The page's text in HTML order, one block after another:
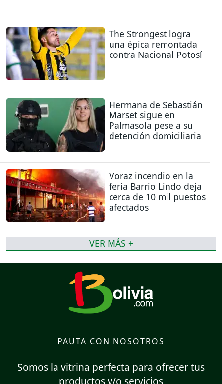
The Strongest logra
una épica remontada
contra Nacional Potosí
Hermana de Sebastián
Marset sigue en
Palmasola pese a su
detención domiciliaria
Voraz incendio en la
feria Barrio Lindo deja
cerca de 10 mil puestos
afectados
VER MÁS +
PAUTA CON NOSOTROS
Somos la vitrina perfecta para ofrecer tus
productos y/o servicios